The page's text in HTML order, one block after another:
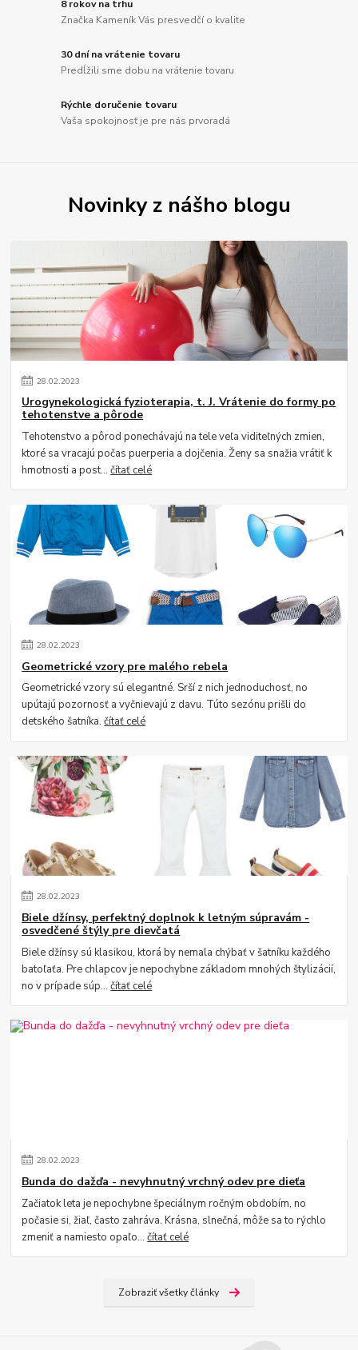
8 rokov na trhu
Značka Kameník Vás presvedčí o kvalite
30 dní na vrátenie tovaru
Predĺžili sme dobu na vrátenie tovaru
Rýchle doručenie tovaru
Vaša spokojnosť je pre nás prvoradá
Novinky z nášho blogu
28.02.2023
Urogynekologická fyzioterapia, t. J. Vrátenie do formy po
tehotenstve a pôrode
Tehotenstvo a pôrod ponechávajú na tele veľa viditeľných zmien,
ktoré sa vracajú počas puerperia a dojčenia. Ženy sa snažia vrátiť k
hmotnosti a post...čítať celé
28.02.2023
Geometrické vzory pre malého rebela
Geometrické vzory sú elegantné. Srší z nich jednoduchosť, no
upútajú pozornosť a vyčnievajú z davu. Túto sezónu prišli do
detského šatníka.čítať celé
28.02.2023
Biele džínsy, perfektný doplnok k letným súpravám -
osvedčené štýly pre dievčatá
Biele džínsy sú klasikou, ktorá by nemala chýbať v šatníku každého
batoľaťa. Pre chlapcov je nepochybne základom mnohých štylizácií,
no v prípade súp...čítať celé
28.02.2023
Bunda do dažďa - nevyhnutný vrchný odev pre dieťa
Začiatok leta je nepochybne špeciálnym ročným obdobím, no
počasie si, žiaľ, často zahráva. Krásna, slnečná, môže sa to rýchlo
zmeniť a namiesto opaľo...čítať celé
Zobraziť všetky články